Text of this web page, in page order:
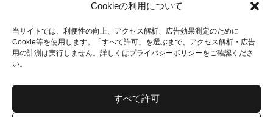
Cookieの利用について
当サイトでは、利便性の向上、アクセス解析、広告効果測定のために
Cookie等を使用します。「すべて許可」を選ぶまで、アクセス解析・広告
用の計測は実行しません。詳しくはプライバシーポリシーをご確認くださ
い。
すべて許可
当店について
TOM FORDやMONCLERなど、海外のハイブランドのアイウ
ェアを取り扱うセレクトショップです。
お問い合わせはメールで